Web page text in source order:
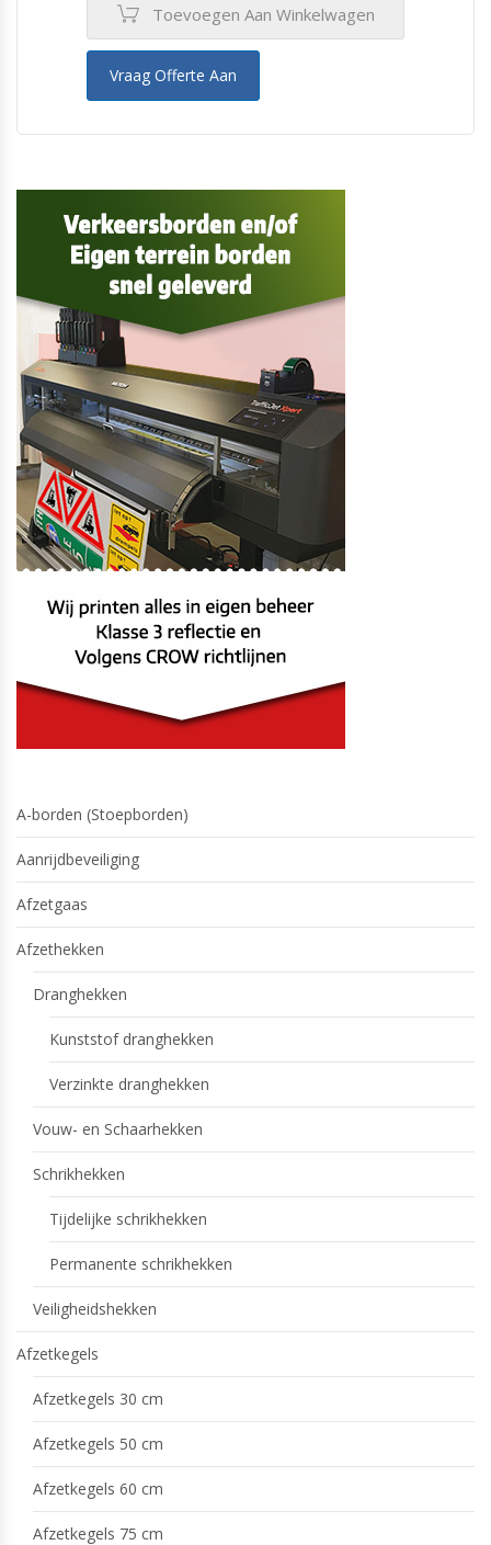
Toevoegen Aan Winkelwagen
Vraag Offerte Aan
A-borden (Stoepborden)
Aanrijdbeveiliging
Afzetgaas
Afzethekken
Dranghekken
Kunststof dranghekken
Verzinkte dranghekken
Vouw- en Schaarhekken
Schrikhekken
Tijdelijke schrikhekken
Permanente schrikhekken
Veiligheidshekken
Afzetkegels
Afzetkegels 30 cm
Afzetkegels 50 cm
Afzetkegels 60 cm
Afzetkegels 75 cm